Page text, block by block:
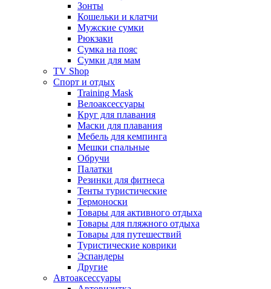
Зонты
Кошельки и клатчи
Мужские сумки
Рюкзаки
Сумка на пояс
Сумки для мам
TV Shop
Спорт и отдых
Training Mask
Велоаксессуары
Круг для плавания
Маски для плавания
Мебель для кемпинга
Мешки спальные
Обручи
Палатки
Резинки для фитнеса
Тенты туристические
Термоноски
Товары для активного отдыха
Товары для пляжного отдыха
Товары для путешествий
Туристические коврики
Эспандеры
Другие
Автоаксессуары